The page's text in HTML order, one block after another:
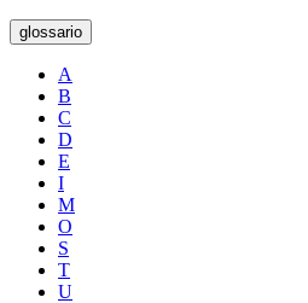
glossario
A
B
C
D
E
I
M
O
S
T
U